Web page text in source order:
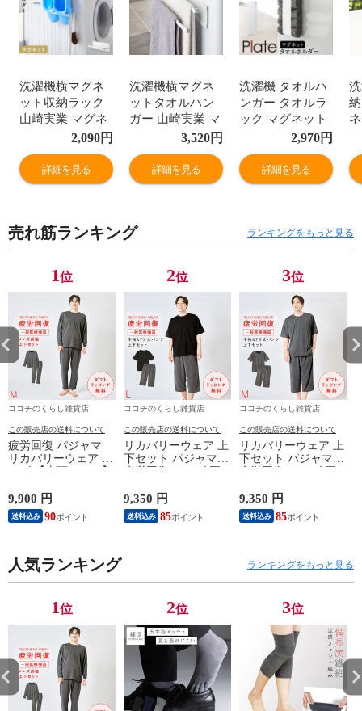
洗濯機横マグネ
ット収納ラック
山崎実業 マグネ
ット plate プレー
所 浮かせる収納
ホワイト マグネ
ト
2,090円
詳細を見る
洗濯機横マグネ
ットタオルハン
ガー 山崎実業 マ
グネット plate プ
洗面所 浮かせる
収納 ホワイト 洗
ー 2段 プレート
ホワイト
3,520円
詳細を見る
洗濯機 タオルハ
ンガー タオルラ
ック マグネット
山崎実業 plate プ
洗面所 浮かせる
収納 ホワイト マ
ト
2,970円
詳細を見る
売れ筋ランキング ランキングをもっと見る
1位
ココチのくらし雑貨店
この販売店の送料について
疲労回復 パジャマ
リカバリーウェア メ
ンズ 【上下セット】
れが取れる パジャマ
血行促進 肩こり 腰
痛対策 疲れ 軽減 ル
ゼント 敬老の日 男
性用 安眠サポート
プルデザイン 杢グレ
9,900 円
送料込み 90
2位
ココチのくらし雑貨店
この販売店の送料について
リカバリーウェア 上
下セット パジャマ
疲労回復 メンズ 夏
ンツ 春夏用【一般医
療機器】部屋着 肩こ
り 冷え性 疲れが取
ームウェア リカバリ
9,350 円
送料込み 85
3位
ココチのくらし雑貨店
この販売店の送料について
リカバリーウェア 上
下セット パジャマ
疲労回復 メンズ 夏
ンツ 春夏用【一般医
療機器】部屋着 肩こ
り 冷え性 疲れが取
パが良い お得 安い
ームウェア リカバリ
9,350 円
送料込み 85
人気ランキング ランキングをもっと見る
1位 2位 3位